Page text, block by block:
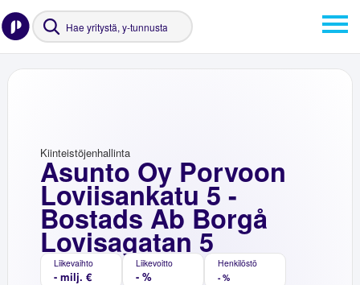
Asunto Oy Porvoon
Loviisankatu 5 -
Bostads Ab Borgå
Lovisagatan 5
Kiinteistöjenhallinta
Liikevaihto
- milj. €
Liikevoitto
- %
Henkilöstö
- %